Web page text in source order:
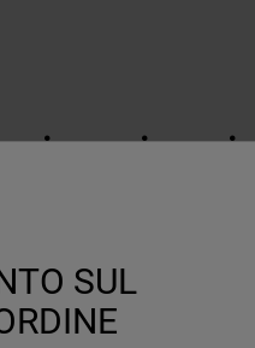
per aiutarti
SUL